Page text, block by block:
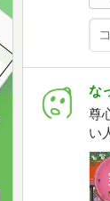
な
尊
い